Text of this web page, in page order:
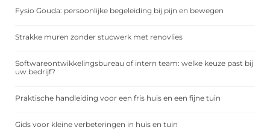
Fysio Gouda: persoonlijke begeleiding bij pijn en bewegen
Strakke muren zonder stucwerk met renovlies
Softwareontwikkelingsbureau of intern team: welke keuze past bij
uw bedrijf?
Praktische handleiding voor een fris huis en een fijne tuin
Gids voor kleine verbeteringen in huis en tuin